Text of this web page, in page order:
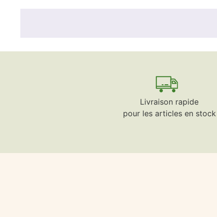
Livraison rapide
pour les articles en stock